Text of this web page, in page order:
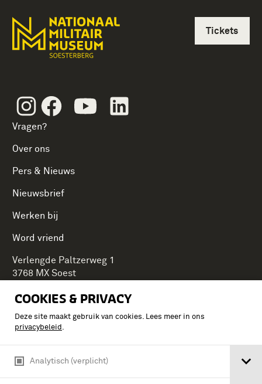
COOKIES & PRIVACY
Deze site maakt gebruik van cookies. Lees meer in ons
privacybeleid .
Analytisch (verplicht)
InstagramFacebookYoutube
Vragen?
Over ons
Pers & Nieuws
Nieuwsbrief
Werken bij
Word vriend
Tickets
Verlengde Paltzerweg 1
3768 MX Soest
Onderdeel van Stichting Koninklijke Defensiemusea,